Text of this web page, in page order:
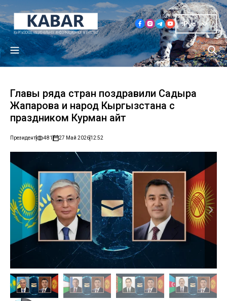
Рус
Главы ряда стран поздравили Садыра
Жапарова и народ Кыргызстана с
праздником Курман айт
Президент 481 27 Май 202612:52